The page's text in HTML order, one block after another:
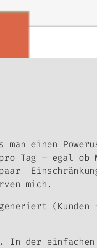
einen
Tag – egal ob
mich.
In der